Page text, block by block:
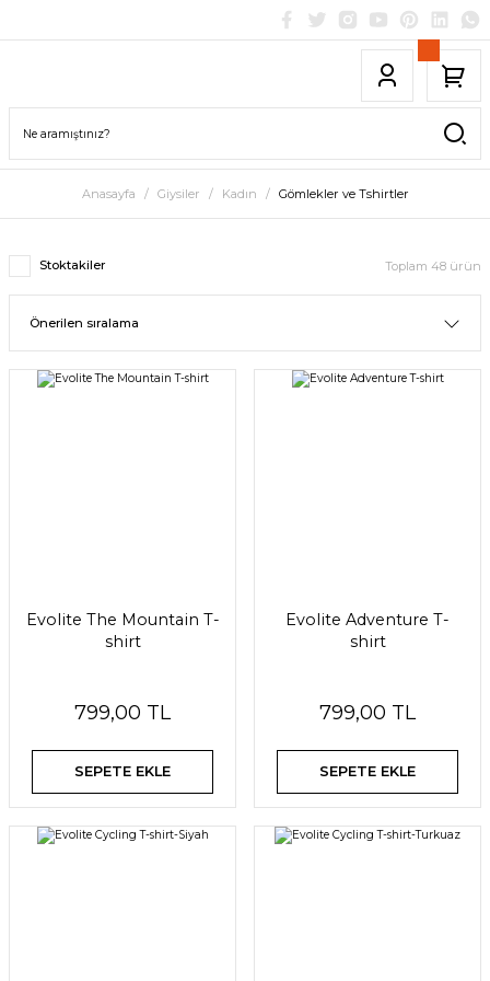
Anasayfa Giysiler Kadın Gömlekler ve Tshirtler
Stoktakiler Toplam 48 ürün
Evolite The Mountain T-
shirt
799,00 TL
SEPETE EKLE
Evolite Adventure T-
shirt
799,00 TL
SEPETE EKLE